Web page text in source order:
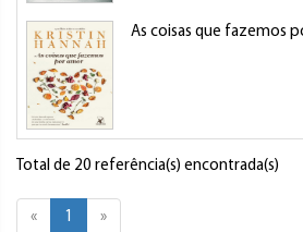
As coisas que fazemos
Total de 20 referência(s) encontrada(s)
« 1 »